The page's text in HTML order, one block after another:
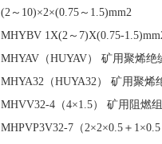
(2～10)×2×(0.75～1.5)mm2
MHYBV 1X(2～7)X(0.75-
MHYAV（HUYAV） 矿用聚烯
MHYA32（HUYA32） 矿用聚
MHVV32-4（4×1.5） 矿用阻燃
MHPVP3V32-7（2×2×0.5＋